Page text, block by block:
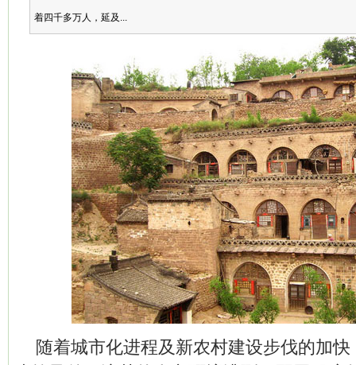
着四千多万人，延及...
随着城市化进程及新农村建设步伐的加